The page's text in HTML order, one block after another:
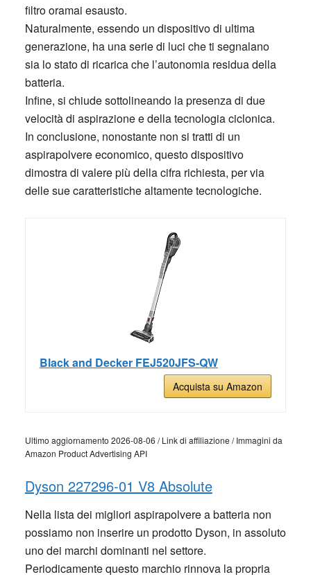
filtro oramai esausto.
Naturalmente, essendo un dispositivo di ultima
generazione, ha una serie di luci che ti segnalano
sia lo stato di ricarica che l’autonomia residua della
batteria.
Infine, si chiude sottolineando la presenza di due
velocità di aspirazione e della tecnologia ciclonica.
In conclusione, nonostante non si tratti di un
aspirapolvere economico, questo dispositivo
dimostra di valere più della cifra richiesta, per via
delle sue caratteristiche altamente tecnologiche.
Black and Decker FEJ520JFS-QW
Acquista su Amazon
Ultimo aggiornamento 2026-08-06 / Link di affiliazione / Immagini da
Amazon Product Advertising API
Dyson 227296-01 V8 Absolute
Nella lista dei migliori aspirapolvere a batteria non
possiamo non inserire un prodotto Dyson, in assoluto
uno dei marchi dominanti nel settore.
Periodicamente questo marchio rinnova la propria